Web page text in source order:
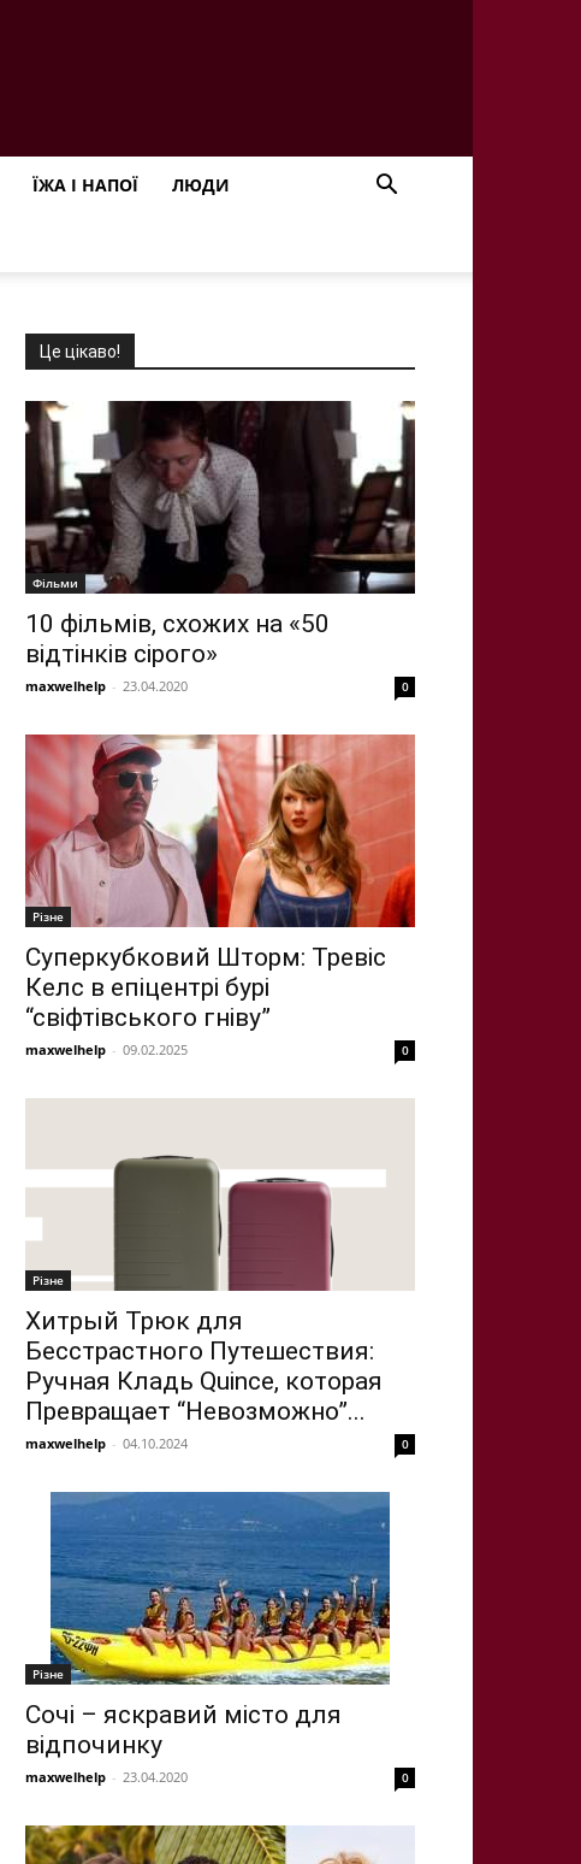
ЇЖА І НАПОЇ ЛЮДИ
Це цікаво!
Фільми
10 фільмів, схожих на «50
відтінків сірого»
maxwelhelp - 23.04.2020 0
Різне
Суперкубковий Шторм: Тревіс
Келс в епіцентрі бурі
“свіфтівського гніву”
maxwelhelp - 09.02.2025 0
Різне
Хитрый Трюк для
Бесстрастного Путешествия:
Ручная Кладь Quince, которая
Превращает “Невозможно”...
maxwelhelp - 04.10.2024 0
Різне
Сочі – яскравий місто для
відпочинку
maxwelhelp - 23.04.2020 0